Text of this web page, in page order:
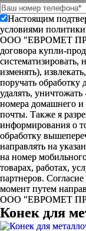
Настоящим
условиями
ООО "ЕВРОМЕТ ПРО"
договора купли-
систематизировать,
изменять),
поручать обработку
удалять,
номера домашнего и
почты. Также я
информирования о
обработку
направлять на
на номер
товарах, работах,
партнеров.
момент путем
ООО "ЕВРОМЕТ
Конек для